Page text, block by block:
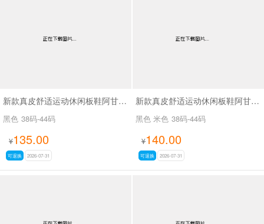
新款真皮舒适运动休闲板鞋阿甘鞋SA270
黑色 38码-44码
¥135.00
可退换 2026-07-31
新款真皮舒适运动休闲板鞋阿甘鞋休闲男鞋SA268
黑色 米色 38码-44码
¥140.00
可退换 2026-07-31